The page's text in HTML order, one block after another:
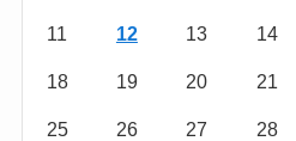
11 12 13 14
18 19 20 21
25 26 27 28